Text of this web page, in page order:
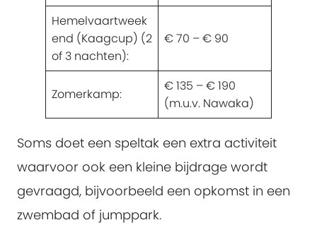
Hemelvaartweek
end (Kaagcup) (2
of 3 nachten):
€ 70 – € 90
Zomerkamp:
€ 135 – € 190
(m.u.v. Nawaka)
Soms doet een speltak een extra activiteit
waarvoor ook een kleine bijdrage wordt
gevraagd, bijvoorbeeld een opkomst in een
zwembad of jumppark.